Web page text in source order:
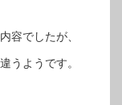
容でしたが、
うようです。